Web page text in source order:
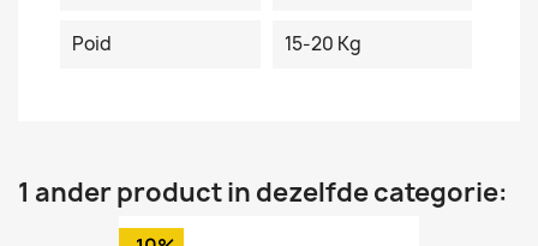
Poid 15-20 Kg
1 ander product in dezelfde categorie: